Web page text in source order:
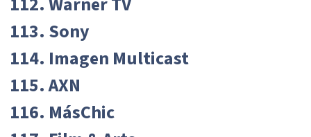
113. Sony
114. Imagen Multicast
115. AXN
116. MásChic